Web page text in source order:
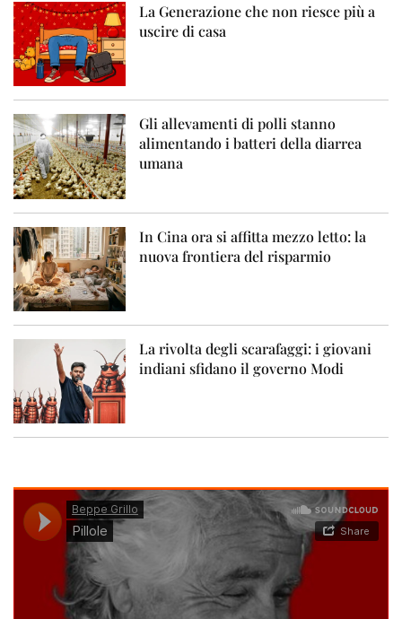
La Generazione che non riesce più a
uscire di casa
Gli allevamenti di polli stanno
alimentando i batteri della diarrea
umana
In Cina ora si affitta mezzo letto: la
nuova frontiera del risparmio
La rivolta degli scarafaggi: i giovani
indiani sfidano il governo Modi